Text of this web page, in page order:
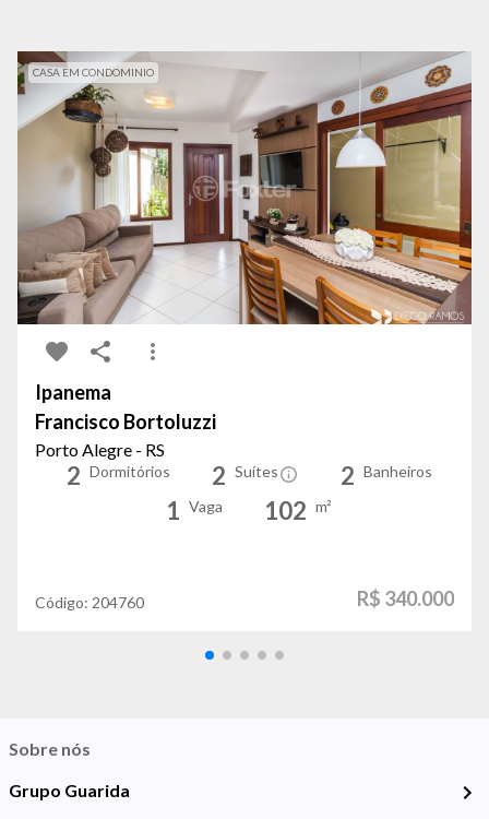
CASA EM CONDOMINIO
Ipanema
Francisco Bortoluzzi
Porto Alegre - RS
2 Dormitórios 2 Suítes 2 Banheiros
1 Vaga 102 m²
Código: 204760 R$ 340.000
Sobre nós
Grupo Guarida